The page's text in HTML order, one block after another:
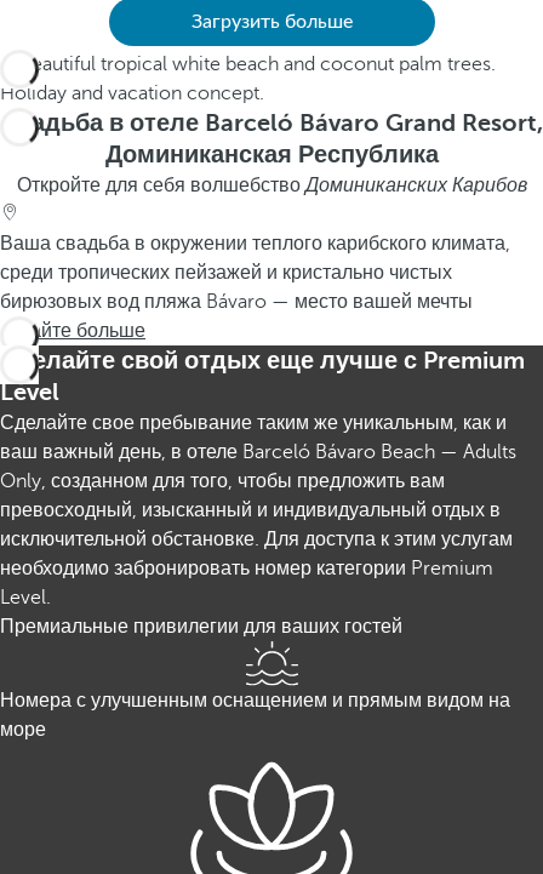
Загрузить больше
Свадьба в отеле Barceló Bávaro Grand Resort,
Доминиканская Республика
Откройте для себя волшебствоДоминиканских Карибов
Ваша свадьба в окружении теплого карибского климата,
среди тропических пейзажей и кристально чистых
бирюзовых вод пляжа Bávaro — место вашей мечты
Узнайте больше
Сделайте свой отдых еще лучше с Premium
Level
Сделайте свое пребывание таким же уникальным, как и
ваш важный день, в отеле Barceló Bávaro Beach — Adults
Only, созданном для того, чтобы предложить вам
превосходный, изысканный и индивидуальный отдых в
исключительной обстановке. Для доступа к этим услугам
необходимо забронировать номер категории Premium
Level.
Премиальные привилегии для ваших гостей
Номера с улучшенным оснащением и прямым видом на
море